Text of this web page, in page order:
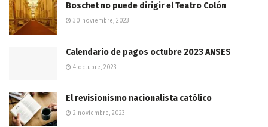
Boschet no puede dirigir el Teatro Colón
30 noviembre, 2023
Calendario de pagos octubre 2023 ANSES
4 octubre, 2023
El revisionismo nacionalista católico
2 noviembre, 2023